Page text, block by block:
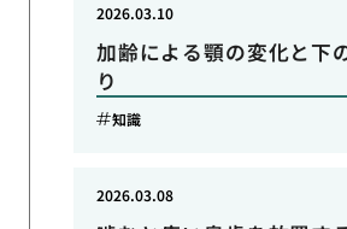
加齢による顎の変化と下
り
2026.03.10
知識
2026.03.08